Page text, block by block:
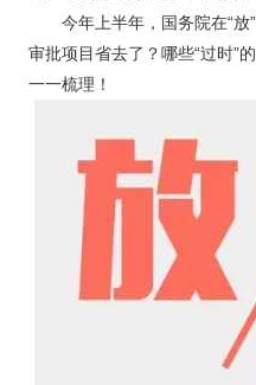
今年上半年，国务院在“放
审批项目省去了？哪些“过时”
一一梳理！